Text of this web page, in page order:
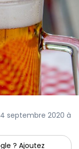
4 septembre 2020 à
? Ajoutez